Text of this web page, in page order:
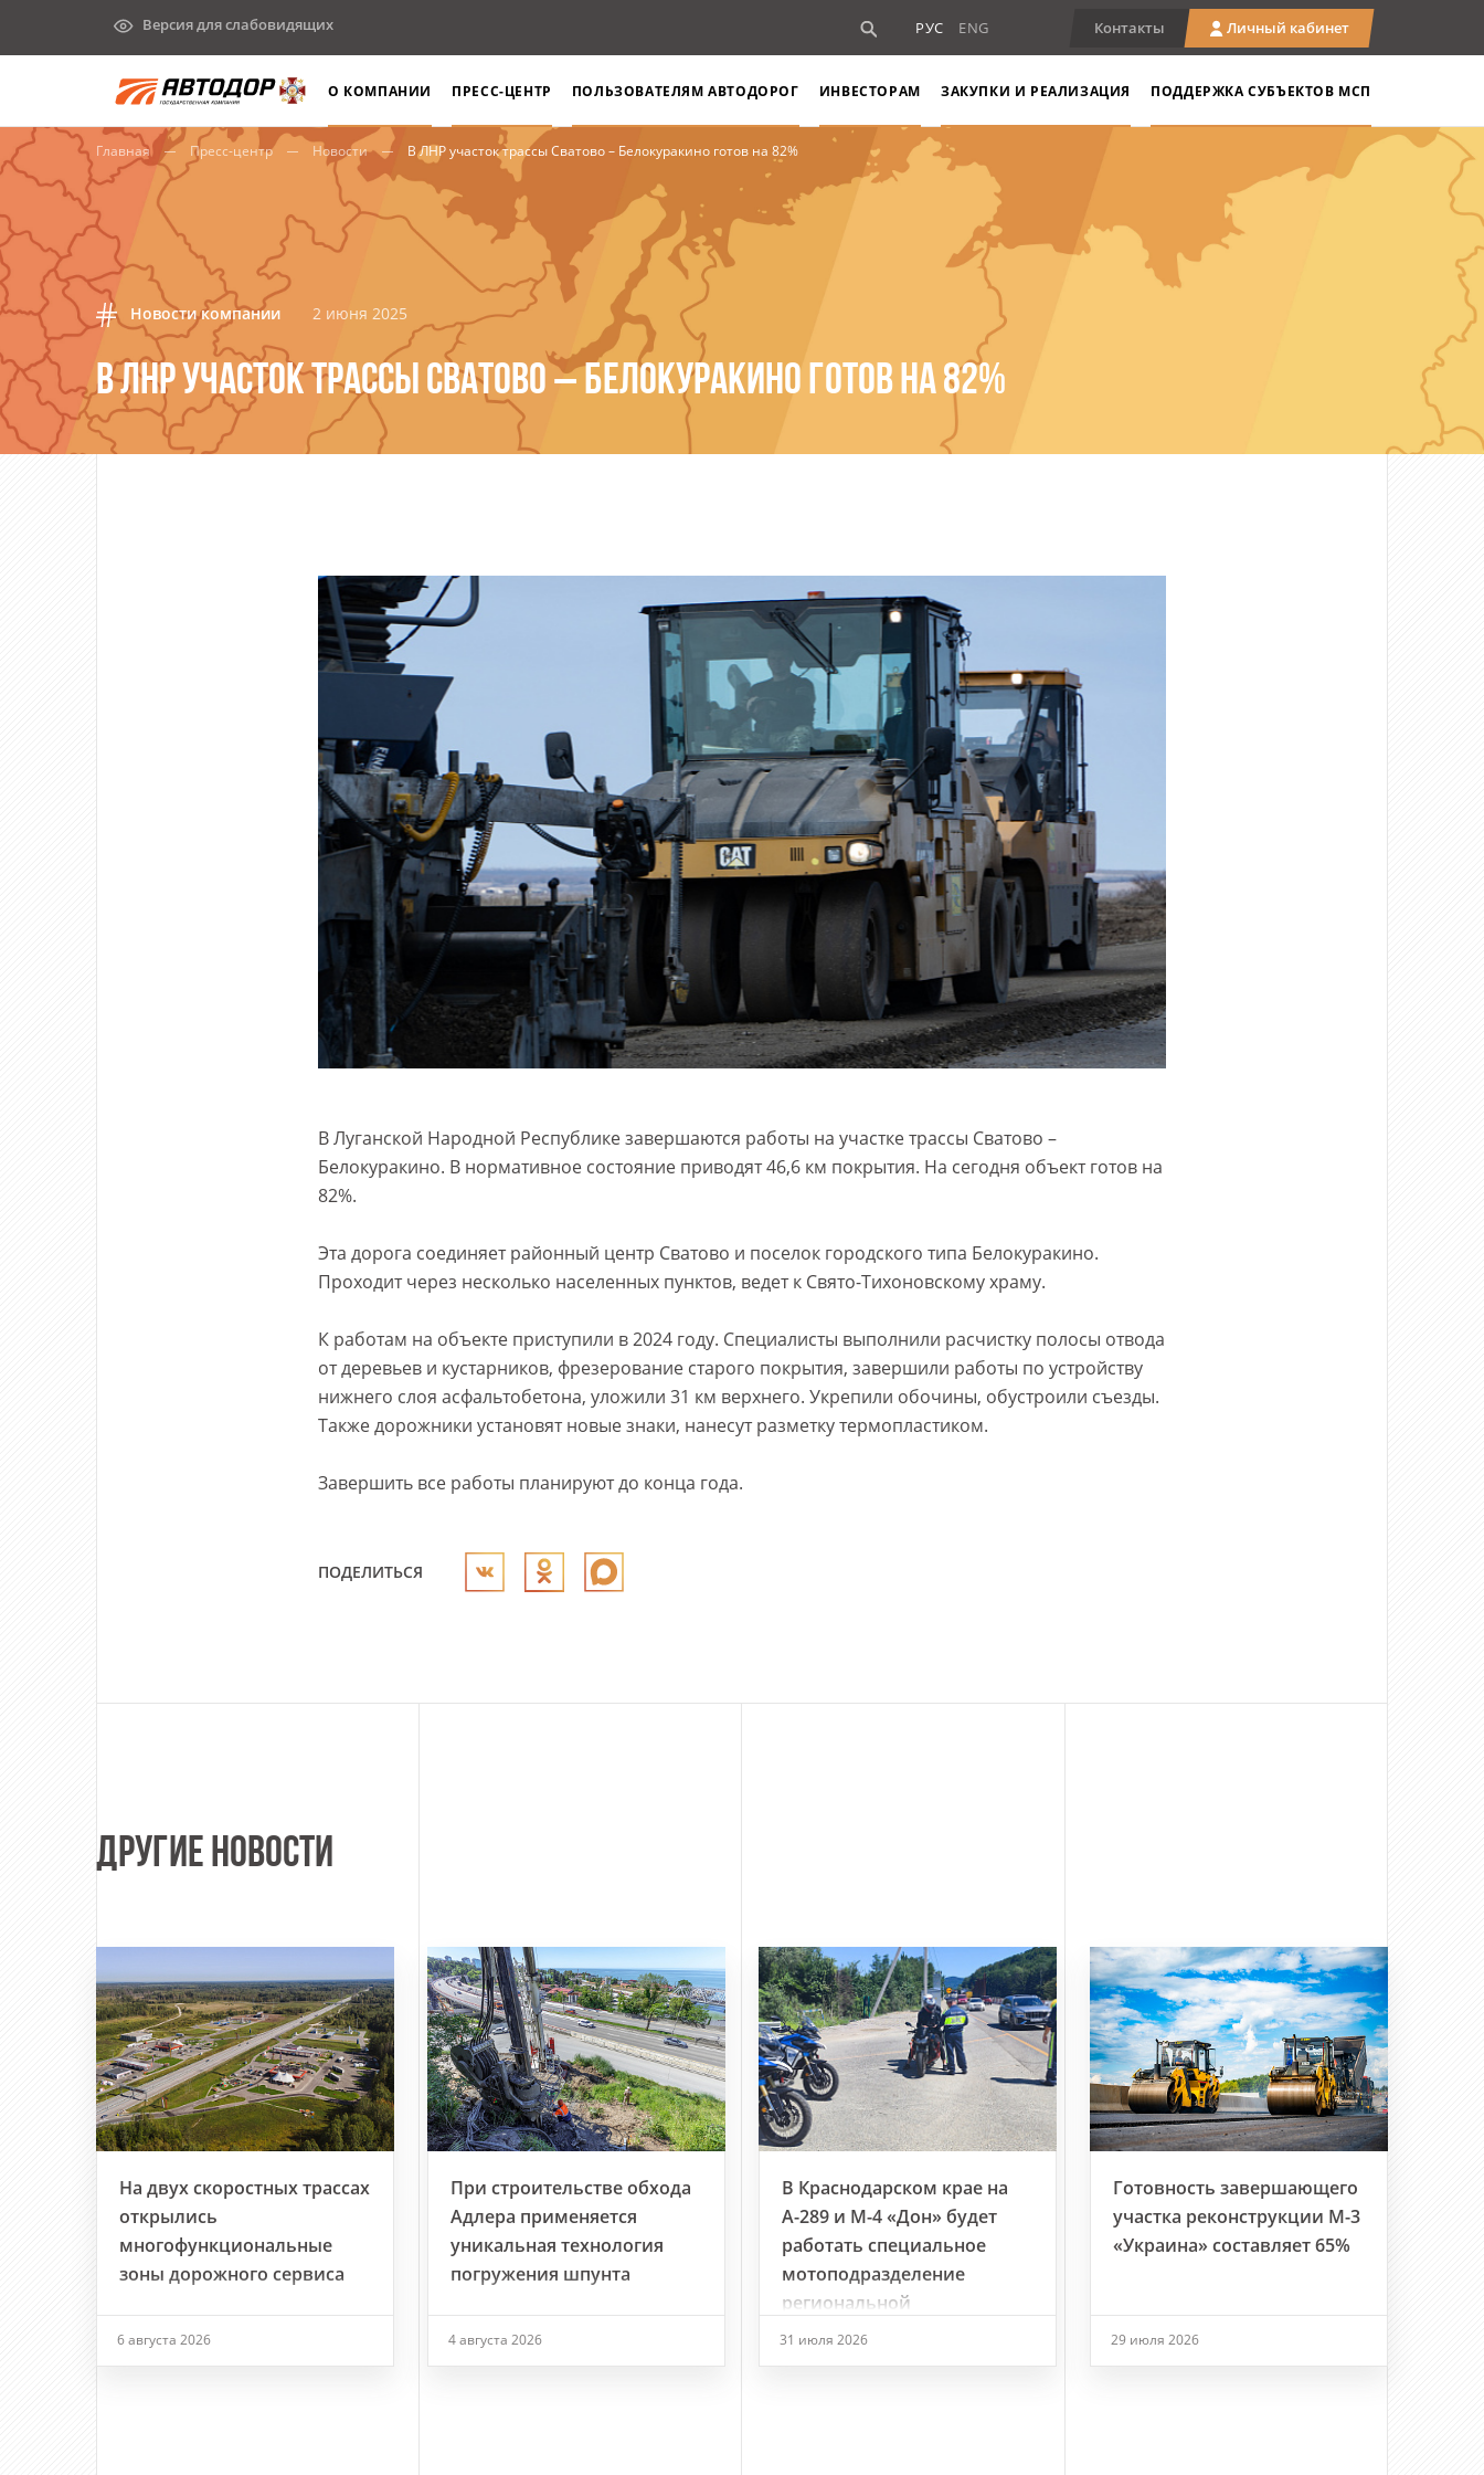
Версия для слабовидящих РУС ENG Контакты Личный кабинет
О КОМПАНИИ ПРЕСС-ЦЕНТР ПОЛЬЗОВАТЕЛЯМ АВТОДОРОГ ИНВЕСТОРАМ ЗАКУПКИ И РЕАЛИЗАЦИЯ ПОДДЕРЖКА СУБЪЕКТОВ МСП
Главная Пресс-центр Новости В ЛНР участок трассы Сватово – Белокуракино готов на 82%
Новости компании 2 июня 2025
В ЛНР УЧАСТОК ТРАССЫ СВАТОВО – БЕЛОКУРАКИНО ГОТОВ НА 82%
В Луганской Народной Республике завершаются работы на участке трассы Сватово –
Белокуракино. В нормативное состояние приводят 46,6 км покрытия. На сегодня объект готов на
82%.
Эта дорога соединяет районный центр Сватово и поселок городского типа Белокуракино.
Проходит через несколько населенных пунктов, ведет к Свято-Тихоновскому храму.
К работам на объекте приступили в 2024 году. Специалисты выполнили расчистку полосы отвода
от деревьев и кустарников, фрезерование старого покрытия, завершили работы по устройству
нижнего слоя асфальтобетона, уложили 31 км верхнего. Укрепили обочины, обустроили съезды.
Также дорожники установят новые знаки, нанесут разметку термопластиком.
Завершить все работы планируют до конца года.
ПОДЕЛИТЬСЯ
ДРУГИЕ НОВОСТИ
На двух скоростных трассах
открылись
многофункциональные
зоны дорожного сервиса
6 августа 2026
При строительстве обхода
Адлера применяется
уникальная технология
погружения шпунта
4 августа 2026
В Краснодарском крае на
А-289 и М-4 «Дон» будет
работать специальное
мотоподразделение
региональной
Госавтоинспекции
31 июля 2026
Готовность завершающего
участка реконструкции М-3
«Украина» составляет 65%
29 июля 2026